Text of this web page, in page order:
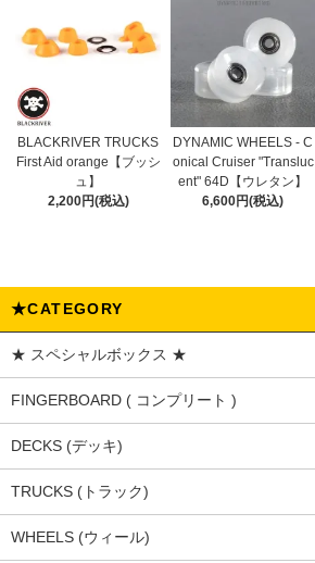
BLACKRIVER TRUCKS
First Aid orange【ブッシ
ュ】
2,200円(税込)
DYNAMIC WHEELS - C
onical Cruiser "Transluc
ent" 64D【ウレタン】
6,600円(税込)
★CATEGORY
★ スペシャルボックス ★
FINGERBOARD ( コンプリート )
DECKS (デッキ)
TRUCKS (トラック)
WHEELS (ウィール)